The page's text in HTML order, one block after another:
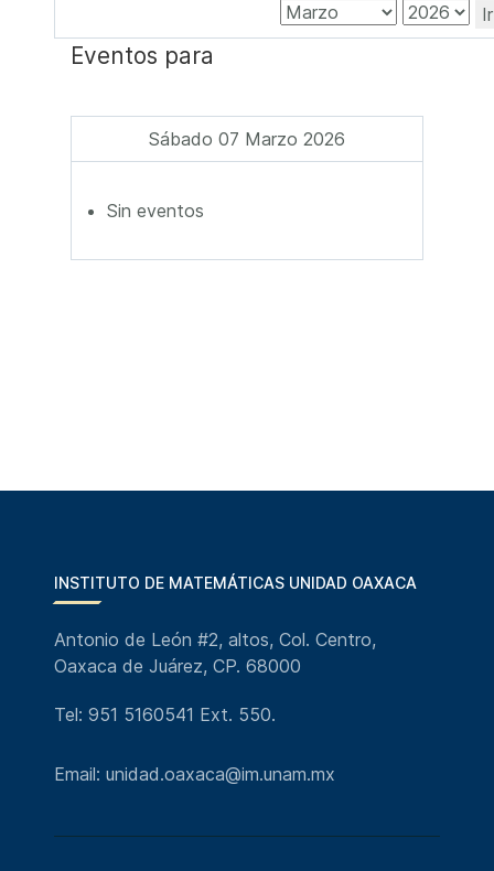
Eventos para
Sábado 07 Marzo 2026
Sin eventos
INSTITUTO DE MATEMÁTICAS UNIDAD OAXACA
Antonio de León #2, altos, Col. Centro,
Oaxaca de Juárez, CP. 68000
Tel: 951 5160541 Ext. 550.
Email: unidad.oaxaca@im.unam.mx